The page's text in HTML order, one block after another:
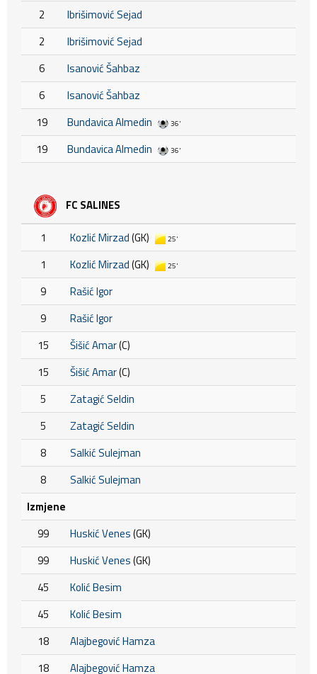
2
Ibrišimović Sejad
2
Ibrišimović Sejad
6
Isanović Šahbaz
6
Isanović Šahbaz
19
Bundavica Almedin 36'
19 Bundavica Almedin 36'
FC SALINES
1 Kozlić Mirzad(GK) 25'
1 Kozlić Mirzad(GK) 25'
9
Rašić Igor
9
Rašić Igor
15
Šišić Amar(C)
15
Šišić Amar(C)
5
Zatagić Seldin
5
Zatagić Seldin
8
Salkić Sulejman
8
Salkić Sulejman
Izmjene
99
Huskić Venes(GK)
99
Huskić Venes(GK)
45
Kolić Besim
45
Kolić Besim
18
Alajbegović Hamza
18
Alajbegović Hamza